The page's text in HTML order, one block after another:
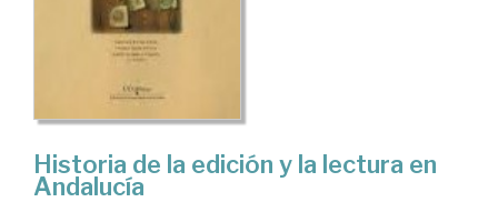
Historia de la edición y la lectura en
Andalucía